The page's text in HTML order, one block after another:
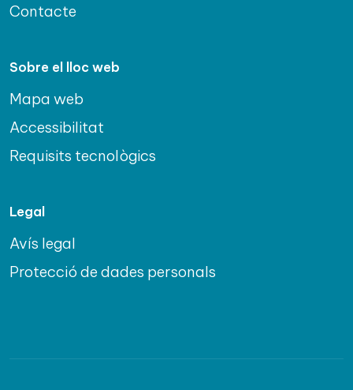
Contacte
Sobre el lloc web
Mapa web
Accessibilitat
Requisits tecnològics
Legal
Avís legal
Protecció de dades personals